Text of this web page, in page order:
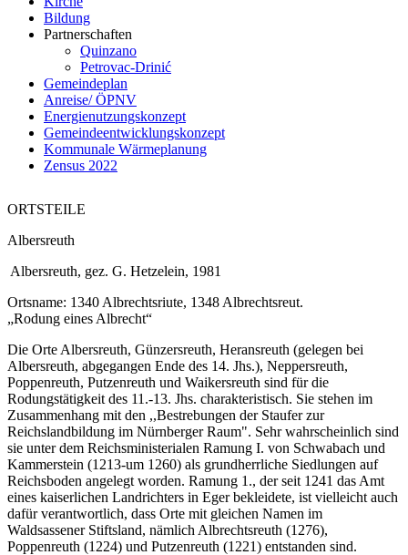
Bildung
Partnerschaften
Quinzano
Petrovac-Drinić
Gemeindeplan
Anreise/ ÖPNV
Energienutzungskonzept
Gemeindeentwicklungskonzept
Kommunale Wärmeplanung
Zensus 2022
ORTSTEILE
Albersreuth
Albersreuth, gez. G. Hetzelein, 1981
Ortsname: 1340 Albrechtsriute, 1348 Albrechtsreut.
„Rodung eines Albrecht“
Die Orte Albersreuth, Günzersreuth, Heransreuth (gelegen bei
Albersreuth, abgegangen Ende des 14. Jhs.), Neppersreuth,
Poppenreuth, Putzenreuth und Waikersreuth sind für die
Rodungstätigkeit des 11.-13. Jhs. charakteristisch. Sie stehen im
Zusammenhang mit den ,,Bestrebungen der Staufer zur
Reichslandbildung im Nürnberger Raum". Sehr wahrscheinlich sind
sie unter dem Reichsministerialen Ramung I. von Schwabach und
Kammerstein (1213-um 1260) als grundherrliche Siedlungen auf
Reichsboden angelegt worden. Ramung 1., der seit 1241 das Amt
eines kaiserlichen Landrichters in Eger bekleidete, ist vielleicht auch
dafür verantwortlich, dass Orte mit gleichen Namen im
Waldsassener Stiftsland, nämlich Albrechtsreuth (1276),
Poppenreuth (1224) und Putzenreuth (1221) entstanden sind.